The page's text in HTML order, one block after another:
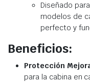
Diseñado
modelos de
perfecto y
Beneficios:
Protección
para la cabina en